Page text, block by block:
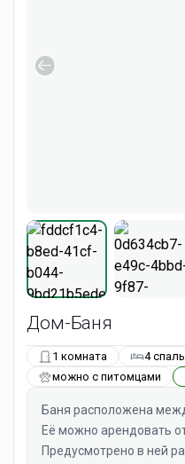
Дом-Баня
1 комната
4
можно с питомцами
Баня расположена
Её можно арендовать
Предусмотрено в ней